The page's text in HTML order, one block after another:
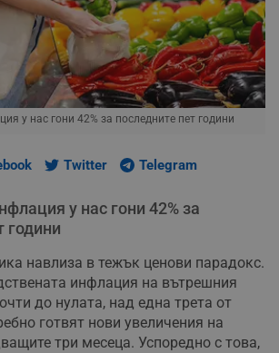
у нас гони 42% за последните пет години
Twitter Telegram
у нас гони 42% за
години
навлиза в тежък ценови парадокс.
инфлация на вътрешния
до нулата, над една трета от
готвят нови увеличения на
три месеца. Успоредно с това,